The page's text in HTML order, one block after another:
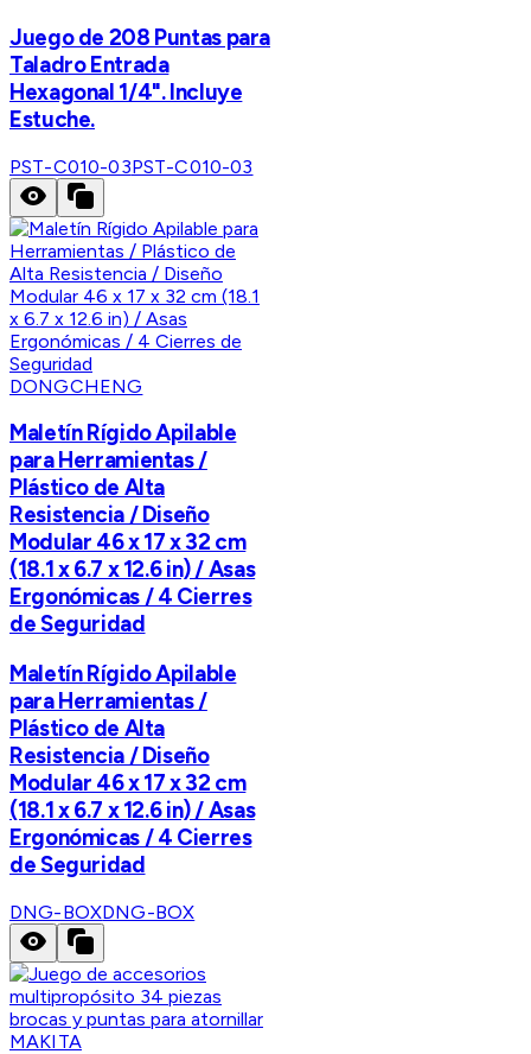
Juego de 208 Puntas para
Taladro Entrada
Hexagonal 1/4". Incluye
Estuche.
PST-C010-03PST-C010-03
DONGCHENG
Maletín Rígido Apilable
para Herramientas /
Plástico de Alta
Resistencia / Diseño
Modular 46 x 17 x 32 cm
(18.1 x 6.7 x 12.6 in) / Asas
Ergonómicas / 4 Cierres
de Seguridad
Maletín Rígido Apilable
para Herramientas /
Plástico de Alta
Resistencia / Diseño
Modular 46 x 17 x 32 cm
(18.1 x 6.7 x 12.6 in) / Asas
Ergonómicas / 4 Cierres
de Seguridad
DNG-BOXDNG-BOX
MAKITA